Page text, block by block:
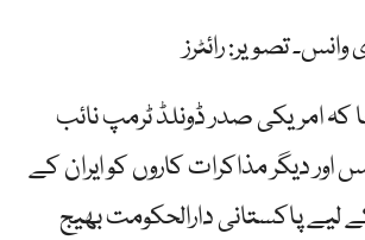
تصویر: رائٹرز
کہ امریکی صدر ڈونلڈ ٹرمپ نائب
دیگر مذاکرات کاروں کو ایران کے
لیے پاکستانی دارالحکومت بھیج